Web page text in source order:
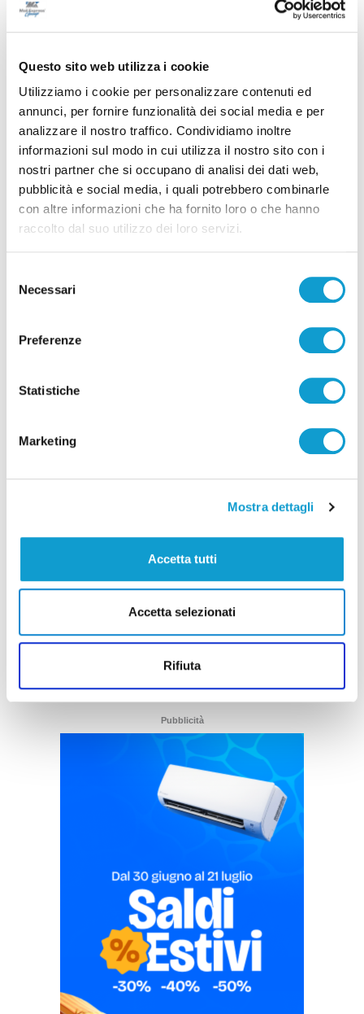
Questo sito web utilizza i cookie
Utilizziamo i cookie per personalizzare contenuti ed
annunci, per fornire funzionalità dei social media e per
analizzare il nostro traffico. Condividiamo inoltre
informazioni sul modo in cui utilizza il nostro sito con i
nostri partner che si occupano di analisi dei dati web,
pubblicità e social media, i quali potrebbero combinarle
con altre informazioni che ha fornito loro o che hanno
raccolto dal suo utilizzo dei loro servizi.
delNecessari
Preferenze
Statistiche
Marketing
Mostra dettagli
Accetta tutti
Accetta selezionati
Rifiuta
Lutto a Montegranaro, morto il padre del sindaco
Tutti gli articoli
Coppa Italia Serie C - Biglietti ancora bloccati
per il derby tra Pescara e Samb: decide il
Comitato sicurezza
di Pierluigi Dorotei
Pubblicità